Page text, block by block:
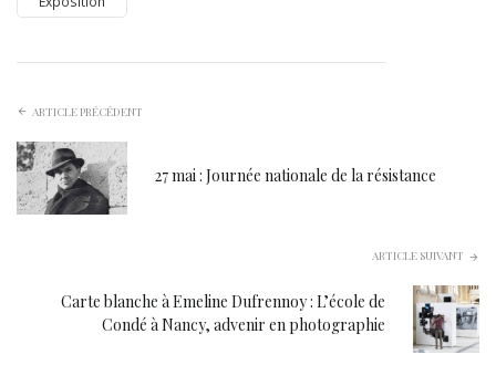
ARTICLE PRÉCÉDENT
27 mai : Journée nationale de la résistance
ARTICLE SUIVANT
Carte blanche à Emeline Dufrennoy : L’école de
Condé à Nancy, advenir en photographie